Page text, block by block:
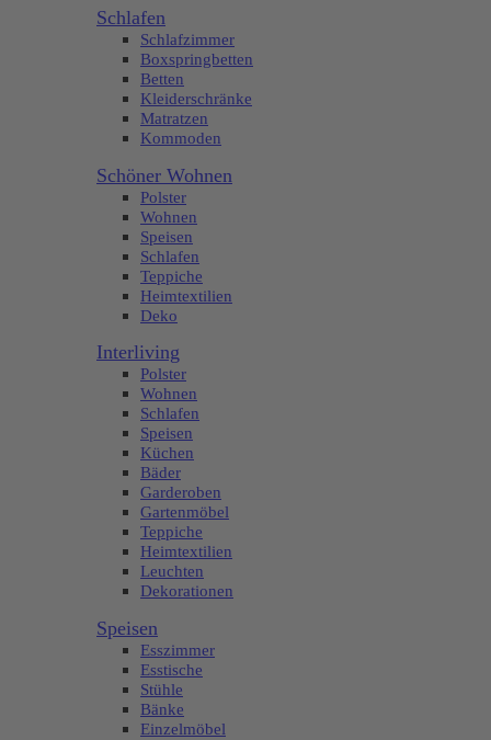
Schlafen
Schlafzimmer
Boxspringbetten
Betten
Kleiderschränke
Matratzen
Kommoden
Schöner Wohnen
Polster
Wohnen
Speisen
Schlafen
Teppiche
Heimtextilien
Deko
Interliving
Polster
Wohnen
Schlafen
Speisen
Küchen
Bäder
Garderoben
Gartenmöbel
Teppiche
Heimtextilien
Leuchten
Dekorationen
Speisen
Esszimmer
Esstische
Stühle
Bänke
Einzelmöbel